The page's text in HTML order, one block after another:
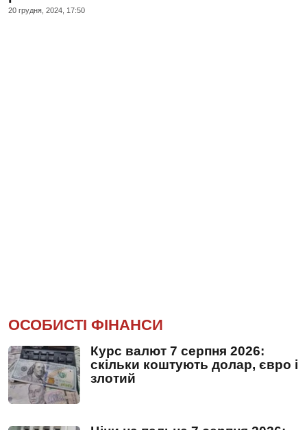
20 грудня, 2024, 17:50
ОСОБИСТІ ФІНАНСИ
Курс валют 7 серпня 2026:
скільки коштують долар, євро і
злотий